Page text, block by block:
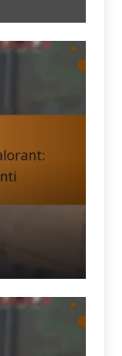
13/03/2026